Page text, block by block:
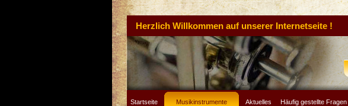
Herzlich Willkommen auf unserer Internetseite !
Startseite Musikinstrumente Aktuelles Häufig gestellte Fragen